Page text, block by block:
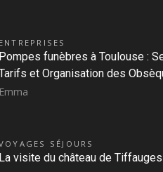
ENTREPRISES
Pompes funèbres à Toulouse :
et Organisation des
Emma
SÉJOURS
La visite du château de Tiffauges